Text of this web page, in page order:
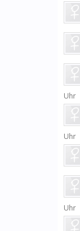
Uhr
Uhr
Uhr